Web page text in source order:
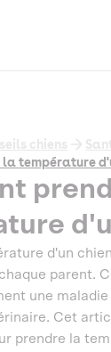
chiens
température
d'un
parent.
une maladie
Cet
prendre la